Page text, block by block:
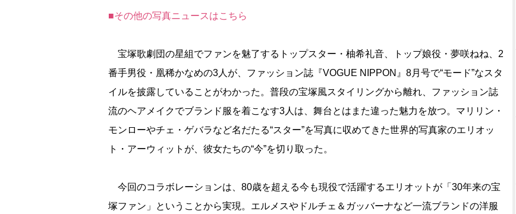
■その他の写真ニュースはこちら
宝塚歌劇団の星組でファンを魅了するトップスター・柚希礼音、トップ娘役・夢咲ねね、2
番手男役・凰稀かなめの3人が、ファッション誌『VOGUE NIPPON』8月号で“モード”なスタ
イルを披露していることがわかった。普段の宝塚風スタイリングから離れ、ファッション誌
流のヘアメイクでブランド服を着こなす3人は、舞台とはまた違った魅力を放つ。マリリン・
モンローやチェ・ゲバラなど名だたる“スター”を写真に収めてきた世界的写真家のエリオッ
ト・アーウィットが、彼女たちの“今”を切り取った。
今回のコラボレーションは、80歳を超える今も現役で活躍するエリオットが「30年来の宝
塚ファン」ということから実現。エルメスやドルチェ＆ガッバーナなど一流ブランドの洋服